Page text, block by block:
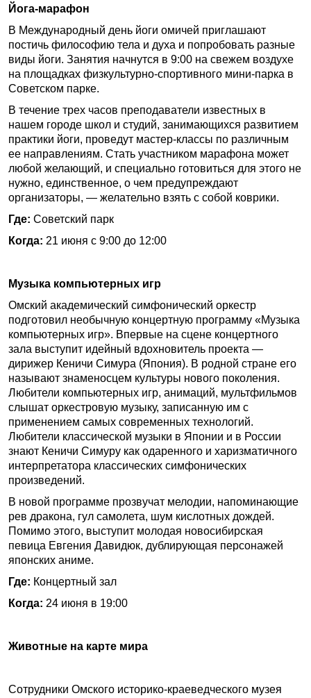
Йога-марафон
В Международный день йоги омичей приглашают
постичь философию тела и духа и попробовать разные
виды йоги. Занятия начнутся в 9:00 на свежем воздухе
на площадках физкультурно-спортивного мини-парка в
Советском парке.
В течение трех часов преподаватели известных в
нашем городе школ и студий, занимающихся развитием
практики йоги, проведут мастер-классы по различным
ее направлениям. Стать участником марафона может
любой желающий, и специально готовиться для этого не
нужно, единственное, о чем предупреждают
организаторы, — желательно взять с собой коврики.
Где: Советский парк
Когда: 21 июня с 9:00 до 12:00
Музыка компьютерных игр
Омский академический симфонический оркестр
подготовил необычную концертную программу «Музыка
компьютерных игр». Впервые на сцене концертного
зала выступит идейный вдохновитель проекта —
дирижер Кеничи Симура (Япония). В родной стране его
называют знаменосцем культуры нового поколения.
Любители компьютерных игр, анимаций, мультфильмов
слышат оркестровую музыку, записанную им с
применением самых современных технологий.
Любители классической музыки в Японии и в России
знают Кеничи Симуру как одаренного и харизматичного
интерпретатора классических симфонических
произведений.
В новой программе прозвучат мелодии, напоминающие
рев дракона, гул самолета, шум кислотных дождей.
Помимо этого, выступит молодая новосибирская
певица Евгения Давидюк, дублирующая персонажей
японских аниме.
Где: Концертный зал
Когда: 24 июня в 19:00
Животные на карте мира
Сотрудники Омского историко-краеведческого музея